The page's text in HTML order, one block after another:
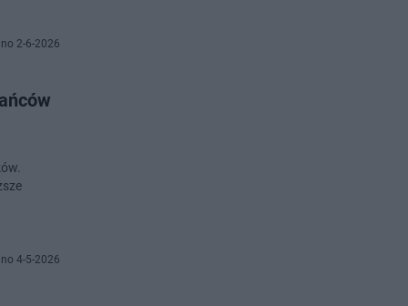
2-6-2026
4-5-2026